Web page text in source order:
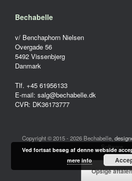
Bechabelle
v/ Benchaphorn Nielsen
Overgade 56
5492 Vissenbjerg
Danmark
Tlf. +45 61956133
E-mail: salg@bechabelle.dk
CVR: DK36173777
Copyright © 2015 - 2026 Bechabelle,
Software
Opsige aftalen
Ved fortsat besøg af denne webside
mere info